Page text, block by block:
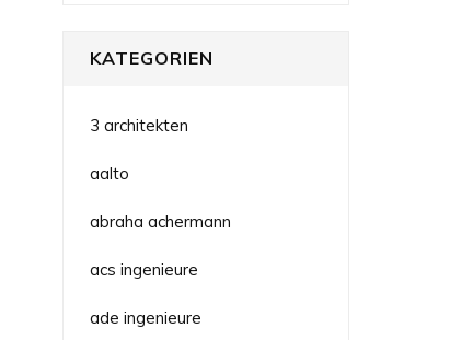
KATEGORIEN
3 architekten
aalto
abraha achermann
acs ingenieure
ade ingenieure